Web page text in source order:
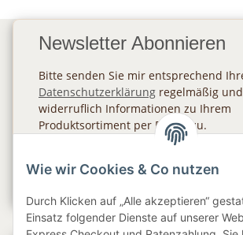
Newsletter Abonnieren
Bitte senden Sie mir entsprechend
Datenschutzerklärung regelmäßig
widerruflich Informationen zu Ihrem
Produktsortiment per E-Mail zu.
Wie wir Cookies & Co nutzen
Durch Klicken auf „Alle akzeptieren“
Einsatz folgender Dienste auf unserer